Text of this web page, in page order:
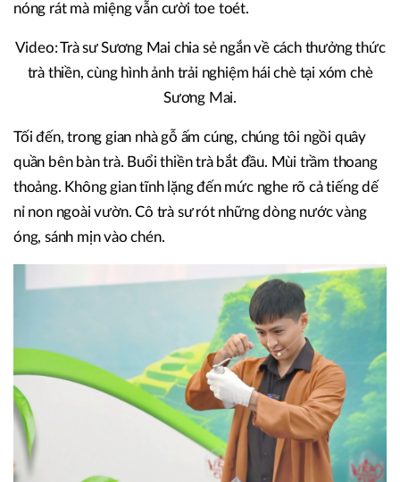
nóng rát mà miệng vẫn cười toe toét.
Video: Trà sư Sương Mai chia sẻ ngắn về cách thưởng thức
trà thiền, cùng hình ảnh trải nghiệm hái chè tại xóm chè
Sương Mai.
Tối đến, trong gian nhà gỗ ấm cúng, chúng tôi ngồi quây
quần bên bàn trà. Buổi thiền trà bắt đầu. Mùi trầm thoang
thoảng. Không gian tĩnh lặng đến mức nghe rõ cả tiếng dế
nỉ non ngoài vườn. Cô trà sư rót những dòng nước vàng
óng, sánh mịn vào chén.